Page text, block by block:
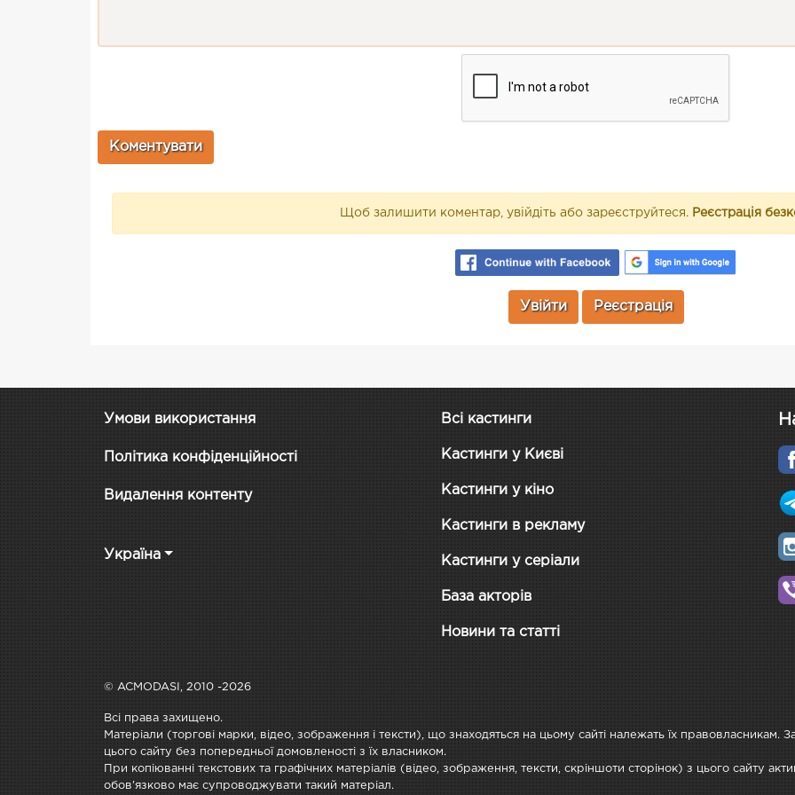
Щоб залишити коментар, увійдіть або зареєструйтеся. Реєстрація
Увійти Реєстрація
Умови використання
Політика конфіденційності
Видалення контенту
Україна
Всі кастинги
Кастинги у Києві
Кастинги у кіно
Кастинги в рекламу
Кастинги у серіали
База акторів
Новини та статті
© ACMODASI, 2010 -2026
Всі права захищено.
Матеріали (торгові марки, відео, зображення і тексти), що знаходяться на цьому сайті належать їх правовласникам.
цього сайту без попередньої домовленості з їх власником.
При копіюванні текстових та графічних матеріалів (відео, зображення, тексти, скріншоти сторінок) з цього сайту
обов'язково має супроводжувати такий матеріал.